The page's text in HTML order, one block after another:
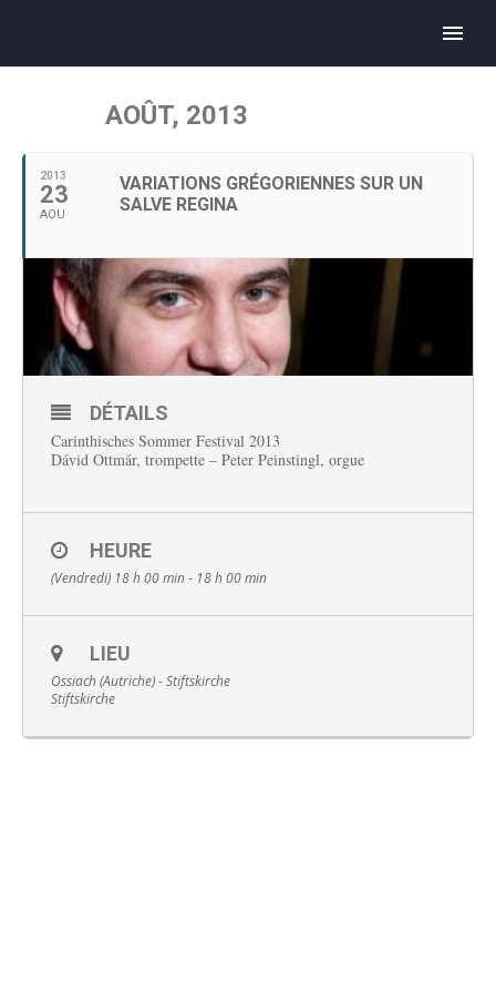
AOÛT, 2013
2013
23
AOU
VARIATIONS GRÉGORIENNES SUR UN
SALVE REGINA
DÉTAILS
Carinthisches Sommer Festival 2013
Dávid Ottmár, trompette – Peter Peinstingl, orgue
HEURE
(Vendredi) 18 h 00 min - 18 h 00 min
LIEU
Ossiach (Autriche) - Stiftskirche
Stiftskirche